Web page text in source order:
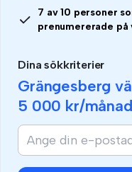
7 av 10 personer
prenumererade på
Dina sökkriterier
Grängesberg
5 000 kr/